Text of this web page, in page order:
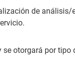
de
otorgará por tipo